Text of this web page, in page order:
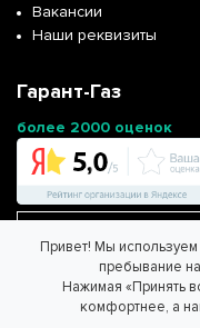
Привет! Мы
пребывание
Нажимая «Принять
комфортнее, а
Вакансии
Наши реквизиты
Гарант-Газ
более 2000 оценок
ООО "ГАРАНТ-